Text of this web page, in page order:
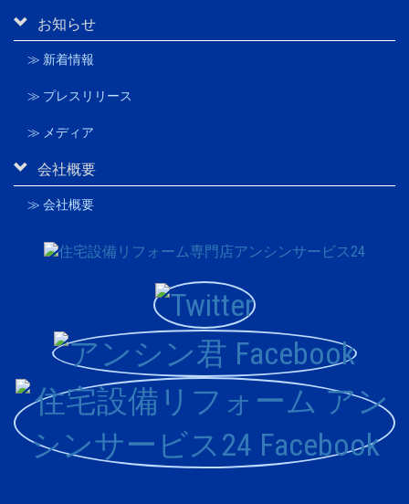
お知らせ
≫ 新着情報
≫ プレスリリース
≫ メディア
会社概要
≫ 会社概要